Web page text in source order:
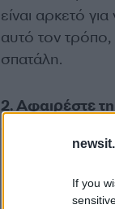
If you
είναι αρκετό
αυτό τον
σπατάλη.
2. Αφαιρέστε